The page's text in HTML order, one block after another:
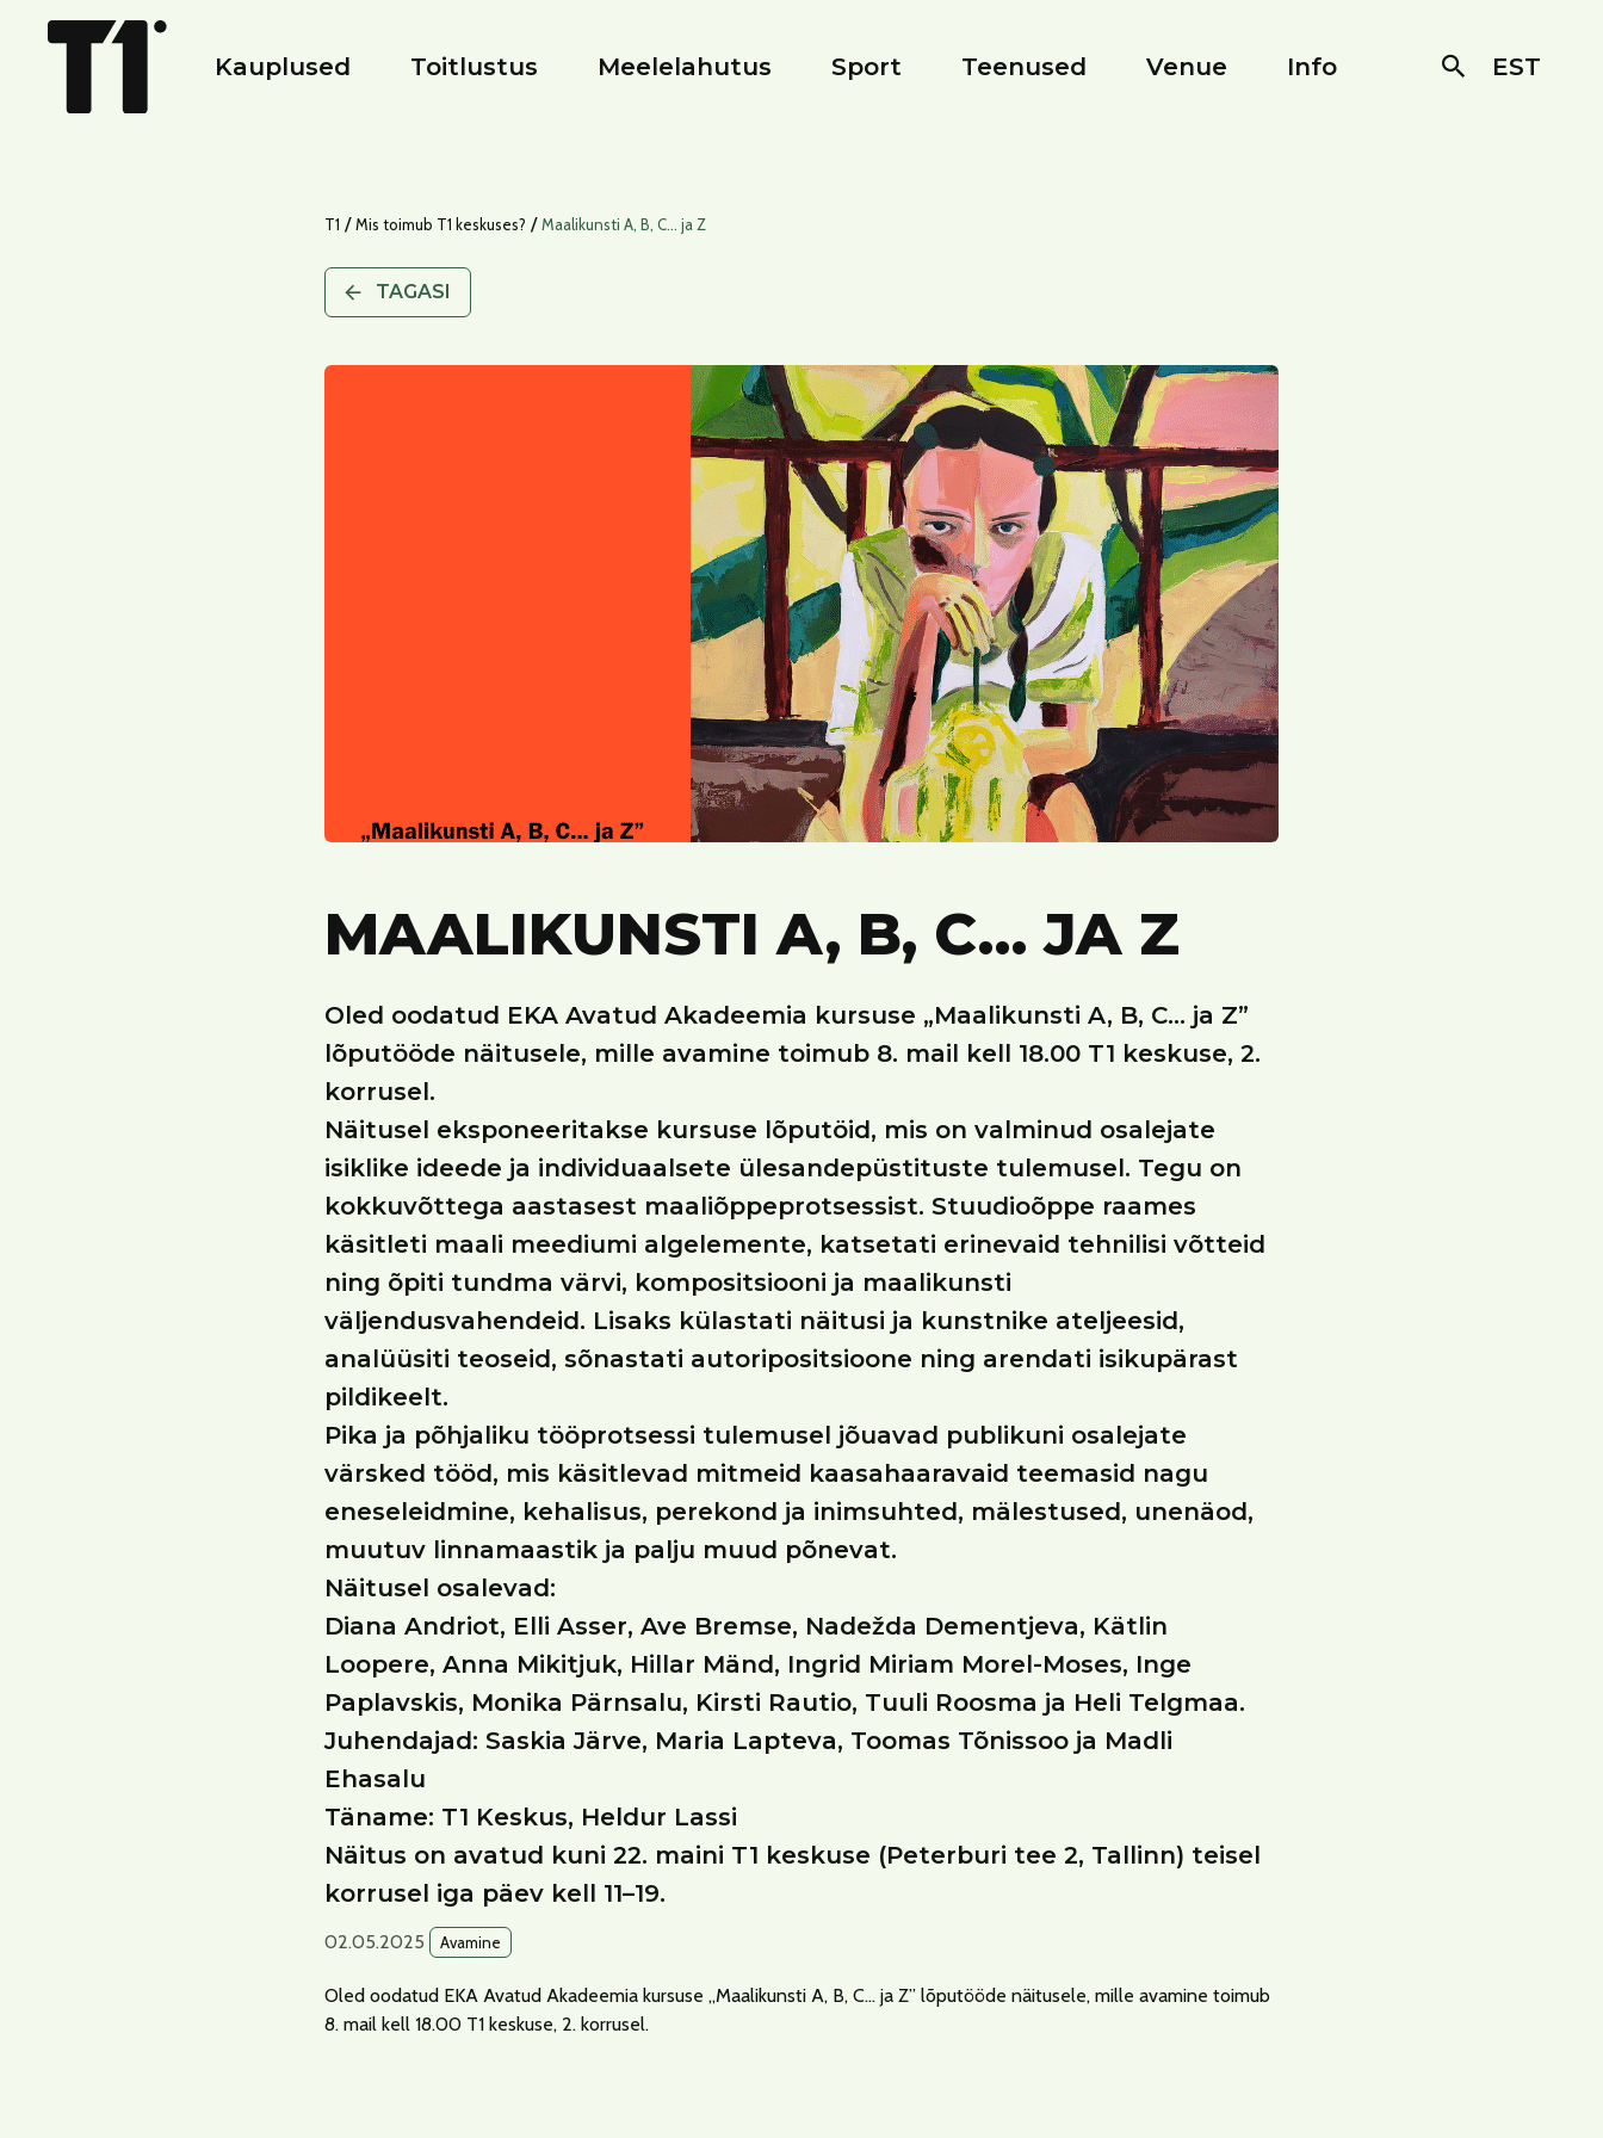
Kauplused Toitlustus Meelelahutus Sport Teenused Venue Info OtsiEST
T1 / Mis toimub T1 keskuses? / Maalikunsti A, B, C… ja Z
TAGASI
MAALIKUNSTI A, B, C… JA Z
Oled oodatud EKA Avatud Akadeemia kursuse „Maalikunsti A, B, C… ja Z”
lõputööde näitusele, mille avamine toimub 8. mail kell 18.00 T1 keskuse, 2.
korrusel.
Näitusel eksponeeritakse kursuse lõputöid, mis on valminud osalejate
isiklike ideede ja individuaalsete ülesandepüstituste tulemusel. Tegu on
kokkuvõttega aastasest maaliõppeprotsessist. Stuudioõppe raames
käsitleti maali meediumi algelemente, katsetati erinevaid tehnilisi võtteid
ning õpiti tundma värvi, kompositsiooni ja maalikunsti
väljendusvahendeid. Lisaks külastati näitusi ja kunstnike ateljeesid,
analüüsiti teoseid, sõnastati autoripositsioone ning arendati isikupärast
pildikeelt.
Pika ja põhjaliku tööprotsessi tulemusel jõuavad publikuni osalejate
värsked tööd, mis käsitlevad mitmeid kaasahaaravaid teemasid nagu
eneseleidmine, kehalisus, perekond ja inimsuhted, mälestused, unenäod,
muutuv linnamaastik ja palju muud põnevat.
Näitusel osalevad:
Diana Andriot, Elli Asser, Ave Bremse, Nadežda Dementjeva, Kätlin
Loopere, Anna Mikitjuk, Hillar Mänd, Ingrid Miriam Morel-Moses, Inge
Paplavskis, Monika Pärnsalu, Kirsti Rautio, Tuuli Roosma ja Heli Telgmaa.
Juhendajad: Saskia Järve, Maria Lapteva, Toomas Tõnissoo ja Madli
Ehasalu
Täname: T1 Keskus, Heldur Lassi
Näitus on avatud kuni 22. maini T1 keskuse (Peterburi tee 2, Tallinn) teisel
korrusel iga päev kell 11–19.
02.05.2025 Avamine
Oled oodatud EKA Avatud Akadeemia kursuse „Maalikunsti A, B, C… ja Z” lõputööde näitusele, mille avamine toimub
8. mail kell 18.00 T1 keskuse, 2. korrusel.